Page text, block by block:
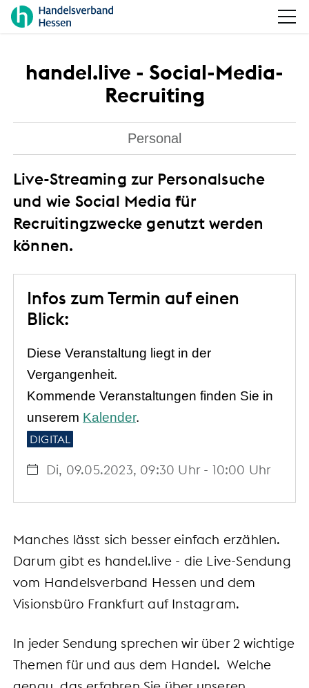
handel.live - Social-Media-
Recruiting
Personal
Live-Streaming zur Personalsuche
und wie Social Media für
Recruitingzwecke genutzt werden
können.
Infos zum Termin auf einen
Blick:
Diese Veranstaltung liegt in der
Vergangenheit.
Kommende Veranstaltungen finden Sie in
unserem Kalender.
DIGITAL
Di, 09.05.2023, 09:30 Uhr- 10:00 Uhr
Manches lässt sich besser einfach erzählen.
Darum gibt es handel.live - die Live-Sendung
vom Handelsverband Hessen und dem
Visionsbüro Frankfurt auf Instagram.
In jeder Sendung sprechen wir über 2 wichtige
Themen für und aus dem Handel. Welche